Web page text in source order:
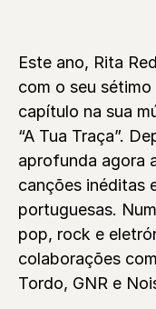
Este ano, Rita
com o seu
capítulo na sua
“A Tua Traça”.
aprofunda agora
canções inéditas
portuguesas.
pop, rock e
colaborações
Tordo, GNR e